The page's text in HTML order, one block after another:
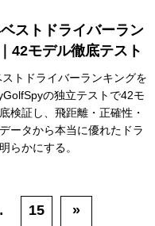
ストドライバーラン
42モデル徹底テスト
トドライバーランキングを
の独立テストで42モ
検証し、飛距離・正確性・
ータから本当に優れたドラ
らかにする。
15 »